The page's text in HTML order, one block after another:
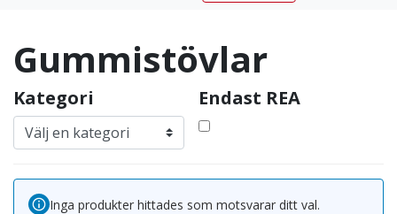
Gummistövlar
Kategori Endast REA
Inga produkter hittades som motsvarar ditt val.